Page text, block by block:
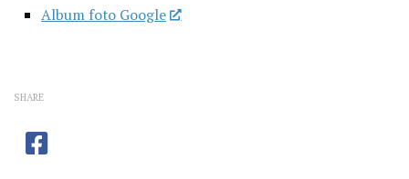
Album foto Google
SHARE